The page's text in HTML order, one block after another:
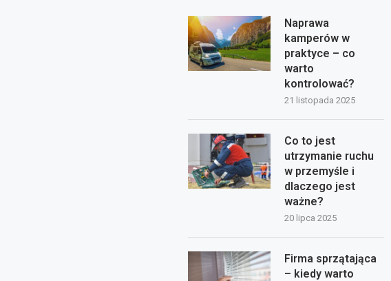
Naprawa
kamperów w
praktyce – co
warto
kontrolować?
21 listopada 2025
Co to jest
utrzymanie ruchu
w przemyśle i
dlaczego jest
ważne?
20 lipca 2025
Firma sprzątająca
– kiedy warto